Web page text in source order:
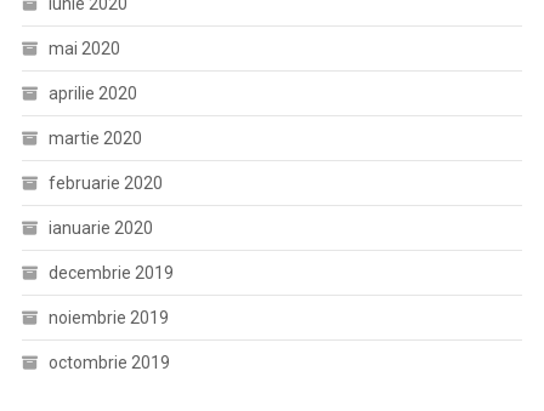
mai 2020
aprilie 2020
martie 2020
februarie 2020
ianuarie 2020
decembrie 2019
noiembrie 2019
octombrie 2019